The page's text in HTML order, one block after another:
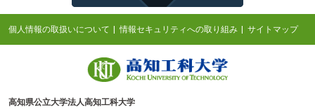
個人情報の取扱いについて 情報セキュリティへの取り組み サイトマップ
高知県公立大学法人高知工科大学